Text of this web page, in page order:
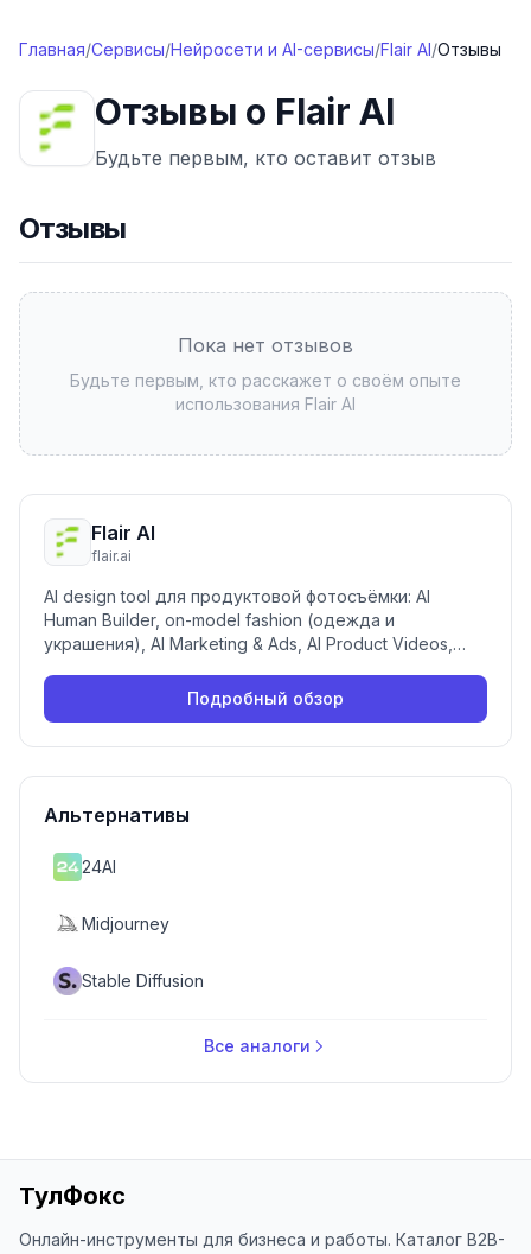
Главная/Сервисы/Нейросети и AI-сервисы/Flair AI/Отзывы
Отзывы о Flair AI
Будьте первым, кто оставит отзыв
Отзывы
Пока нет отзывов
Будьте первым, кто расскажет о своём опыте
использования Flair AI
Flair AI
flair.ai
AI design tool для продуктовой фотосъёмки: AI
Human Builder, on-model fashion (одежда и
украшения), AI Marketing & Ads, AI Product Videos,
collaboration. Используют Shein, Amazon, Bonobos,
BCG, Samsonite, JLoBeauty.
Подробный обзор
Альтернативы
24AI
Midjourney
Stable Diffusion
Все аналоги
ТулФокс
Онлайн-инструменты для бизнеса и работы. Каталог B2B-